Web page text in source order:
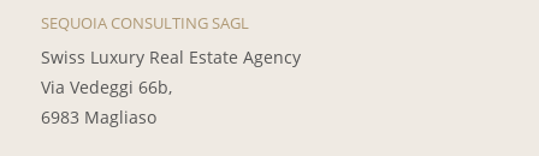
SEQUOIA CONSULTING SAGL
Swiss Luxury Real Estate Agency
Via Vedeggi 66b,
6983 Magliaso